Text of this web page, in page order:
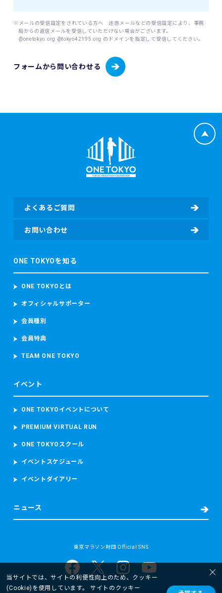
当サイトでは、サイトの利便性向上のため、クッキー
(Cookie)を使用しています。 サイトのクッキー
11. 主催者は、必要と判断する場合いつでも本規約を変更で
宜の場所に掲示（及び登録されたメールアドレスへの通知
が）された時点からその効力を生じるものとみなされます。
フォームから問い合わせる
※メールの受信設定をされている方へ 迷惑メールなどの受信設定により、事務
局からの返信メールを受信していただけない場合がございます。
@onetokyo.org @tokyo42195.org のドメインを指定して受信してください。
よくあるご質問
お問い合わせ
ONE TOKYOを知る
ONE TOKYOとは
オフィシャルサポーター
会員種別
会員特典
TEAM ONE TOKYO
イベント
ONE TOKYOイベントについて
PREMIUM VIRTUAL RUN
ONE TOKYOスクール
イベントスケジュール
イベントダイアリー
ニュース
東京マラソン財団 Official SNS